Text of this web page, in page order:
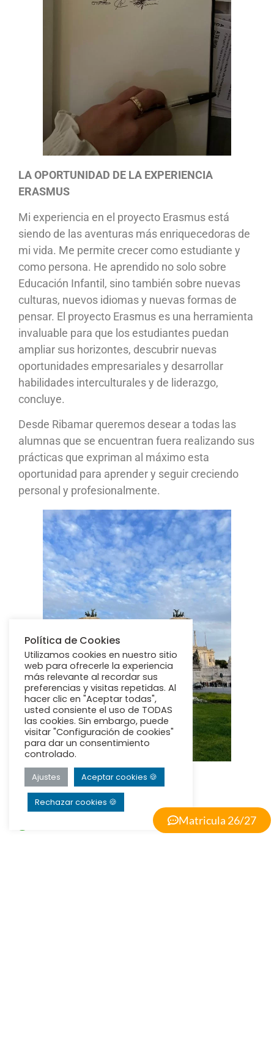
LA OPORTUNIDAD DE LA EXPERIENCIA
ERASMUS
Mi experiencia en el proyecto Erasmus está
siendo de las aventuras más enriquecedoras de
mi vida. Me permite crecer como estudiante y
como persona. He aprendido no solo sobre
Educación Infantil, sino también sobre nuevas
culturas, nuevos idiomas y nuevas formas de
pensar. El proyecto Erasmus es una herramienta
invaluable para que los estudiantes puedan
ampliar sus horizontes, descubrir nuevas
oportunidades empresariales y desarrollar
habilidades interculturales y de liderazgo,
concluye.
Desde Ribamar queremos desear a todas las
alumnas que se encuentran fuera realizando sus
prácticas que expriman al máximo esta
oportunidad para aprender y seguir creciendo
personal y profesionalmente.
Matricula 26/27
Política de Cookies
Utilizamos cookies en nuestro sitio
web para ofrecerle la experiencia
más relevante al recordar sus
preferencias y visitas repetidas. Al
hacer clic en "Aceptar todas",
usted consiente el uso de TODAS
las cookies. Sin embargo, puede
visitar "Configuración de cookies"
para dar un consentimiento
controlado.
Ajustes Aceptar cookies 🍪
Rechazar cookies 🍪